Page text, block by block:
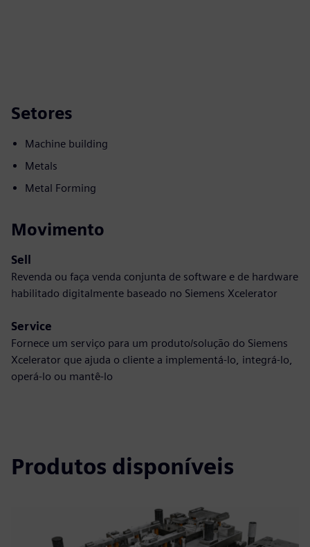
Setores
Machine building
Metals
Metal Forming
Movimento
Sell
Revenda ou faça venda conjunta de software e de hardware
habilitado digitalmente baseado no Siemens Xcelerator
Service
Fornece um serviço para um produto/solução do Siemens
Xcelerator que ajuda o cliente a implementá-lo, integrá-lo,
operá-lo ou mantê-lo
Produtos disponíveis